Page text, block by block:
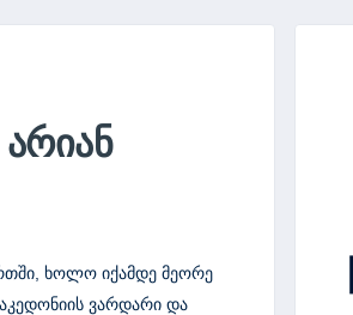
ხოლო იქამდე მეორე
ვარდარი და